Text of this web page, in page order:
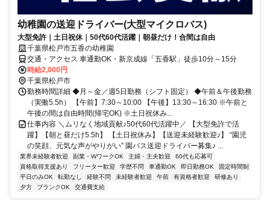
幼稚園の送迎ドライバー(大型マイクロバス)
大型免許｜土日祝休｜50代60代活躍｜朝昼だけ！合間は自由
千葉県松戸市五香の幼稚園
交通・アクセス 車通勤OK・新京成線「五香駅」徒歩10分～15分
時給2,000円
千葉県松戸市
勤務時間詳細 ◆月～金／週5日勤務（シフト固定） ◆午前＆午後勤務
（実働5.5h） 【午前】7:30～10:00 【午後】13:30～16:30 ※午前と
午後の間は自由時間(帰宅OK) ※土日祝休み...
仕事内容 ＼ムリなく地域貢献♪50代60代活躍中／ 【大型免許で活
躍】【朝と昼だけ5.5h】 【土日祝休み】【送迎未経験歓迎♪】 “園児
の笑顔、元気な声がやりがい” 園バス送迎ドライバー募集♪ ...
業界未経験者歓迎 副業・WワークOK 主婦・主夫歓迎
60代も応募可
資格取得支援あり
フリーター歓迎 学歴不問 車通勤OK 即日勤務OK
固定時間制
平日のみOK
転勤なし 経験不問 未経験者歓迎 午前 有資格者歓迎
研修あり
夕方
ブランクOK 交通費支給